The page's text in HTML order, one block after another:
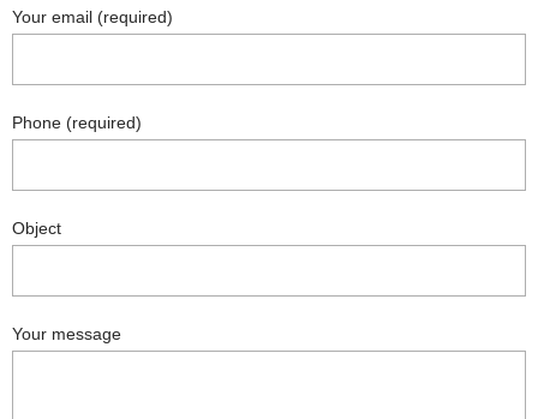
Your email (required)
Phone (required)
Object
Your message